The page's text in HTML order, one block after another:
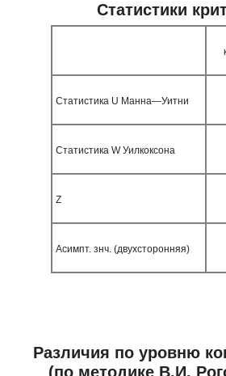
Статистики
Статистика U Манна—Уитни
Статистика WУилкоксона
Z
Асимпт. знч. (двухсторонняя)
Различия по уровню
(по методике В.И.